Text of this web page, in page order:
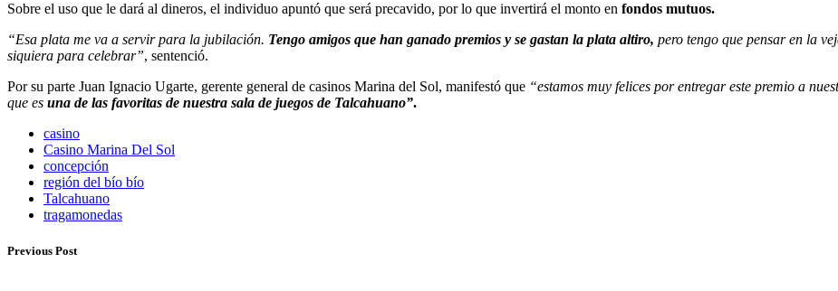
Sobre el uso que le dará al dineros, el individuo apuntó que será precavido, por lo que invertirá el monto en fondos mutuos.
“Esa plata me va a servir para la jubilación. Tengo amigos que han ganado premios y se gastan la plata altiro, pero tengo que pensar en la
siquiera para celebrar”, sentenció.
Por su parte Juan Ignacio Ugarte, gerente general de casinos Marina del Sol, manifestó que “estamos muy felices por entregar este premio a
que es una de las favoritas de nuestra sala de juegos de Talcahuano”.
casino
Casino Marina Del Sol
concepción
región del bío bío
Talcahuano
tragamonedas
Previous Post